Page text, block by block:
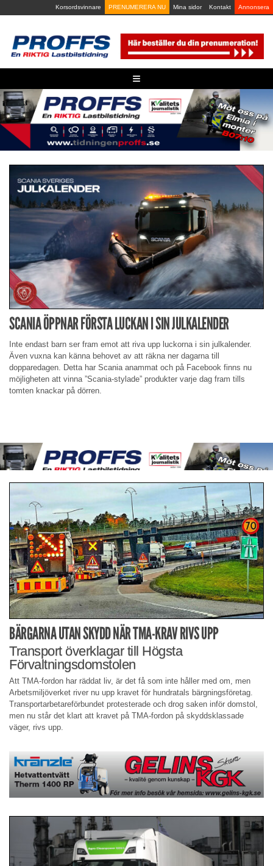
to
Korsordsvinnare PRENUMERERA NU Mina sidor Kontakt Annonsera
≡
SCANIA ÖPPNAR FÖRSTA LUCKAN I SIN JULKALENDER
Inte endast barn ser fram emot att riva upp luckorna i sin julkalender.
Även vuxna kan känna behovet av att räkna ner dagarna till
dopparedagen. Detta har Scania anammat och på Facebook finns nu
möjligheten att vinna ”Scania-stylade” produkter varje dag fram tills
tomten knackar på dörren.
BÄRGARNA UTAN SKYDD NÄR TMA-KRAV RIVS UPP
Transport överklagar till Högsta
Förvaltningsdomstolen
Att TMA-fordon har räddat liv, är det få som inte håller med om, men
Arbetsmiljöverket river nu upp kravet för hundratals bärgningsföretag.
Transportarbetareförbundet protesterade och drog saken inför domstol,
men nu står det klart att kravet på TMA-fordon på skyddsklassade
väger, rivs upp.